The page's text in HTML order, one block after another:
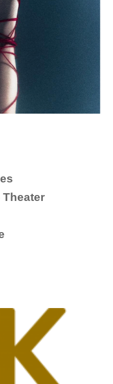
Theater